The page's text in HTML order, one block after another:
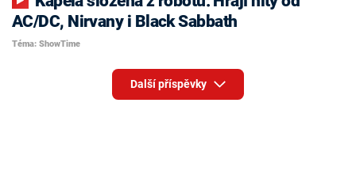
AC/DC, Nirvany i Black Sabbath
Téma: ShowTime
Další příspěvky